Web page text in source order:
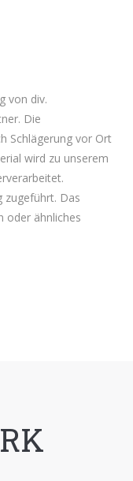
von div.
Die
Schlägerung vor Ort
wird zu unserem
zugeführt. Das
oder ähnliches